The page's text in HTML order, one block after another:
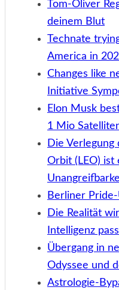
Tom-Oliver
deinem Blut
Technate
America in
Changes like
Initiative
Elon Musk
1 Mio
Die
Orbit (LEO) ist
Berliner
Die Realität
Intelligenz
Übergang in
Odyssee und
Astrologie-